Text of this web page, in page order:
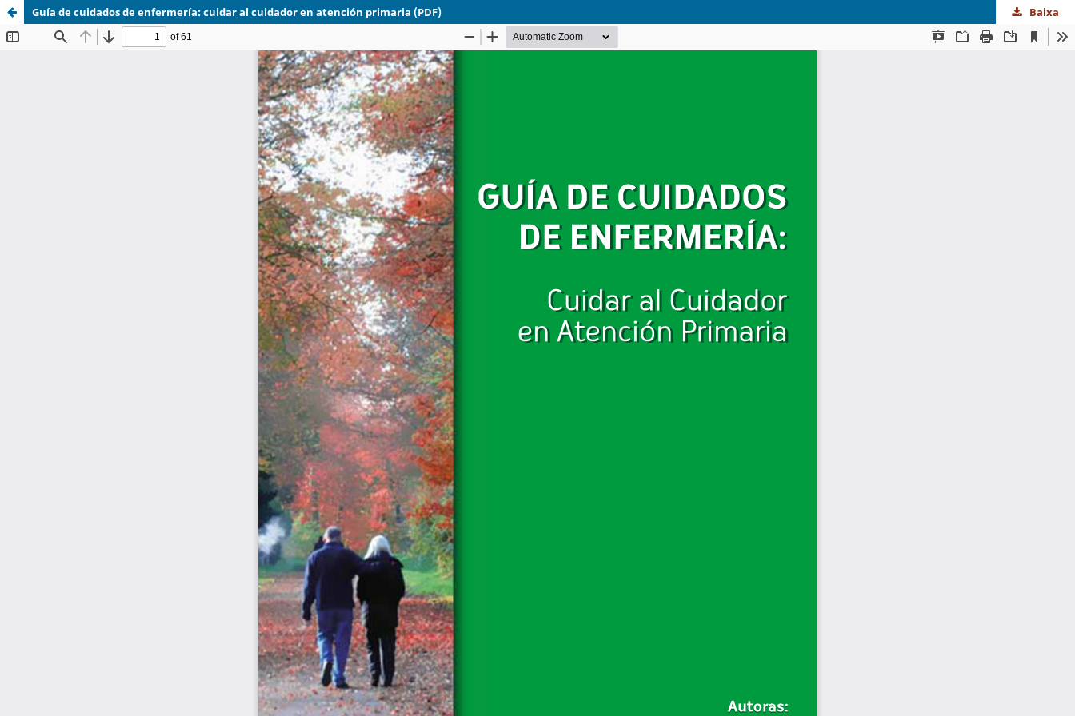
Guía de cuidados de enfermería: cuidar al cuidador en atención primaria (PDF) Baixa